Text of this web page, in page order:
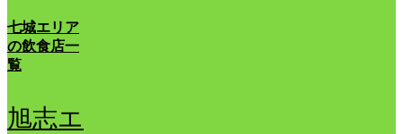
七城エリア
の飲食店一
覧
旭志エ